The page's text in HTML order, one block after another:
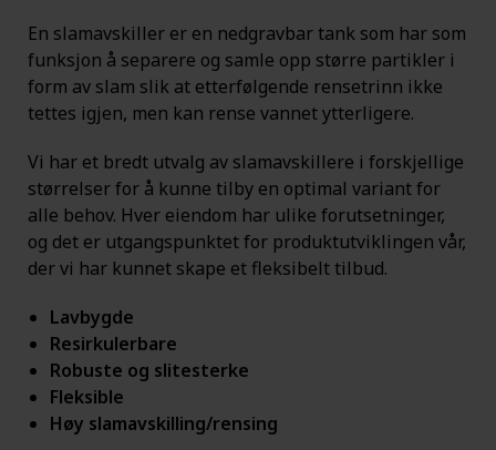
En slamavskiller er en nedgravbar tank som har som
funksjon å separere og samle opp større partikler i
form av slam slik at etterfølgende rensetrinn ikke
tettes igjen, men kan rense vannet ytterligere.
Vi har et bredt utvalg av slamavskillere i forskjellige
størrelser for å kunne tilby en optimal variant for
alle behov. Hver eiendom har ulike forutsetninger,
og det er utgangspunktet for produktutviklingen vår,
der vi har kunnet skape et fleksibelt tilbud.
Lavbygde
Resirkulerbare
Robuste og slitesterke
Fleksible
Høy slamavskilling/rensing